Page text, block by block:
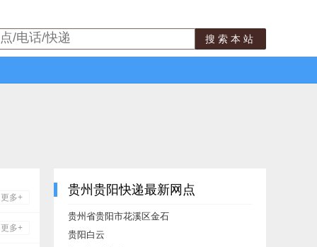
搜索本站
更多+
更多+
贵州贵阳快递最新网点
贵州省贵阳市花溪区金石
贵阳白云